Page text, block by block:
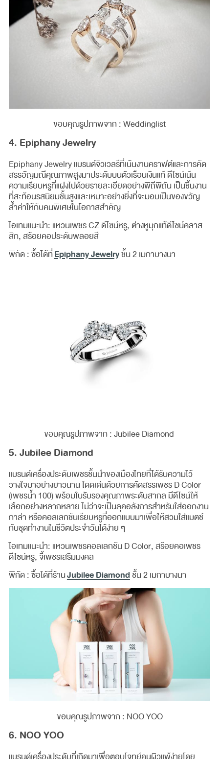
ขอบคุณรูปภาพจาก : Weddinglist
4. Epiphany Jewelry
Epiphany Jewelry แบรนด์จิวเวลรีที่เน้นงานคราฟต์และการคัด
สรรอัญมณีคุณภาพสูงมาประดับบนตัวเรือนเงินแท้ ดีไซน์เน้น
ความเรียบหรูที่แฝงไปด้วยรายละเอียดอย่างพิถีพิถัน เป็นชิ้นงาน
ที่สะท้อนรสนิยมชั้นสูงและเหมาะอย่างยิ่งที่จะมอบเป็นของขวัญ
ล้ำค่าให้กับคนพิเศษในโอกาสสำคัญ
ไอเทมแนะนำ: แหวนเพชร CZ ดีไซน์หรู, ต่างหูมุกแท้ดีไซน์คลาส
สิก, สร้อยคอประดับพลอยสี
พิกัด : ซื้อได้ที่Epiphany Jewelryชั้น 2 เมกาบางนา
ขอบคุณรูปภาพจาก : Jubilee Diamond
5. Jubilee Diamond
แบรนด์เครื่องประดับเพชรชั้นนำของเมืองไทยที่ได้รับความไว้
วางใจมาอย่างยาวนาน โดดเด่นด้วยการคัดสรรเพชร D Color
(เพชรน้ำ 100) พร้อมใบรับรองคุณภาพระดับสากล มีดีไซน์ให้
เลือกอย่างหลากหลาย ไม่ว่าจะเป็นลุคอลังการสำหรับใส่ออกงาน
กาล่า หรือคอลเลกชันเรียบหรูที่ออกแบบมาเพื่อให้สวมใส่แมตช์
กับชุดทำงานในชีวิตประจำวันได้ง่าย ๆ
ไอเทมแนะนำ: แหวนเพชรคอลเลกชัน D Color, สร้อยคอเพชร
ดีไซน์หรู, จี้เพชรเสริมมงคล
พิกัด : ซื้อได้ที่ร้านJubilee Diamondชั้น 2 เมกาบางนา
ขอบคุณรูปภาพจาก : NOO YOO
6. NOO YOO